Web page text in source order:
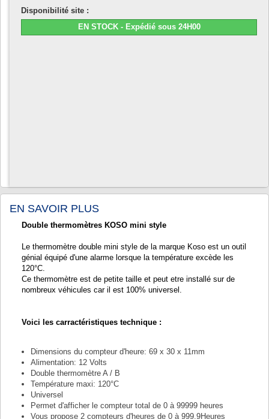
Disponibilité site :
EN STOCK - Expédié sous 24H00
EN SAVOIR PLUS
Double thermomètres KOSO mini style
Le thermomètre double mini style de la marque Koso est un outil
génial équipé d'une alarme lorsque la température excède les
120°C.
Ce thermomètre est de petite taille et peut etre installé sur de
nombreux véhicules car il est 100% universel.
Voici les carractéristiques technique :
Dimensions du compteur d'heure: 69 x 30 x 11mm
Alimentation: 12 Volts
Double thermomètre A / B
Température maxi: 120°C
Universel
Permet d'afficher le compteur total de 0 à 99999 heures
Vous propose 2 compteurs d'heures de 0 à 999.9Heures